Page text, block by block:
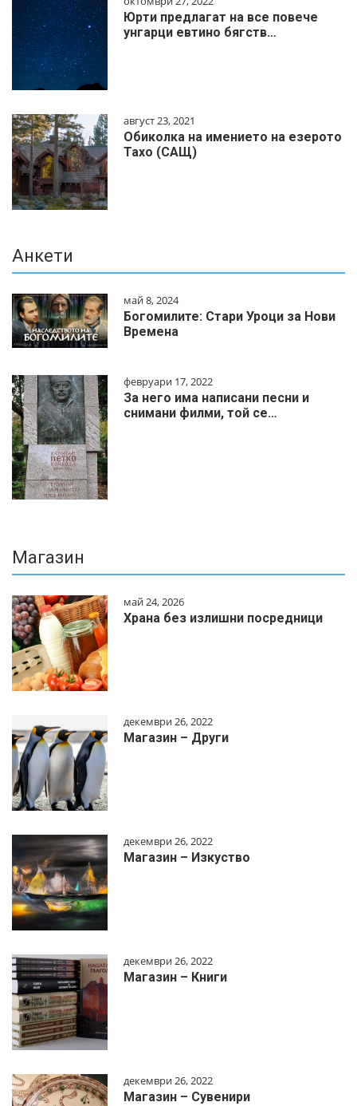
Юрти предлагат на все повече
унгарци евтино бягств…
август 23, 2021
Обиколка на имението на езерото
Тахо (САЩ)
Анкети
май 8, 2024
Богомилите: Стари Уроци за Нови
Времена
февруари 17, 2022
За него има написани песни и
снимани филми, той се…
Магазин
май 24, 2026
Храна без излишни посредници
декември 26, 2022
Магазин – Други
декември 26, 2022
Магазин – Изкуство
декември 26, 2022
Магазин – Книги
декември 26, 2022
Магазин – Сувенири